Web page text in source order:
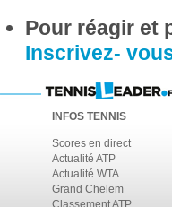
Pour réagir et
Inscrivez-
INFOS TENNIS
Scores en direct
Actualité ATP
Actualité WTA
Grand Chelem
Classement ATP